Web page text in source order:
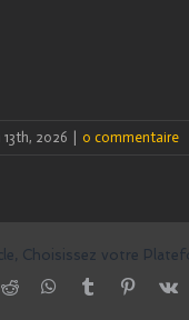
13th, 2026 0 commentaire
Choisissez votre
reddit whatsapptumblr pinterest
vk